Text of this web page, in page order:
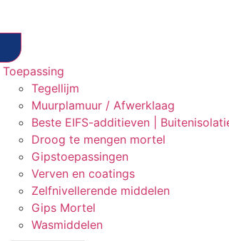
Toepassing
Tegellijm
Muurplamuur / Afwerklaag
Beste EIFS-additieven |
Droog te mengen mortel
Gipstoepassingen
Verven en coatings
Zelfnivellerende middelen
Gips Mortel
Wasmiddelen